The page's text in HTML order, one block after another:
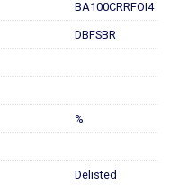
BA100CRRFOI4
DBFSBR
%
Delisted